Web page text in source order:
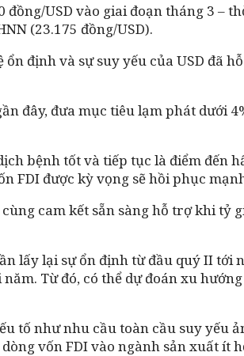
USD vào giai đoạn tháng 3 –
(23.175 đồng/USD).
định và sự suy yếu của USD đã
đây, đưa mục tiêu lạm phát dưới
bệnh tốt và tiếp tục là điểm đến
FDI được kỳ vọng sẽ hồi phục
cam kết sẵn sàng hỗ trợ khi tỷ
lấy lại sự ổn định từ đầu quý II tới
Từ đó, có thể dự đoán xu
tố như nhu cầu toàn cầu suy yếu
vốn FDI vào ngành sản xuất ít